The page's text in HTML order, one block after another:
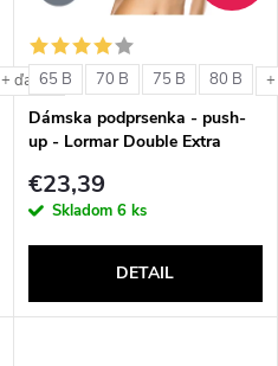
+ ďalšie65 B 70 B 75 B 80 B
Dámska podprsenka - push-
up - Lormar Double Extra
€23,39
Skladom 6 ks
DETAIL